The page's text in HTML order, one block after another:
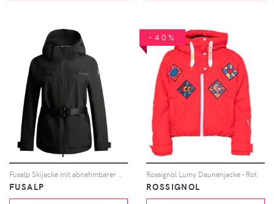
Fusalp Skijacke mit abnehmbarer Kapuze - Schwarz
FUSALP
-40%
Rossignol Lumy Daunenjacke - Rot
ROSSIGNOL